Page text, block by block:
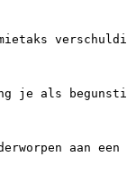
je als
aan